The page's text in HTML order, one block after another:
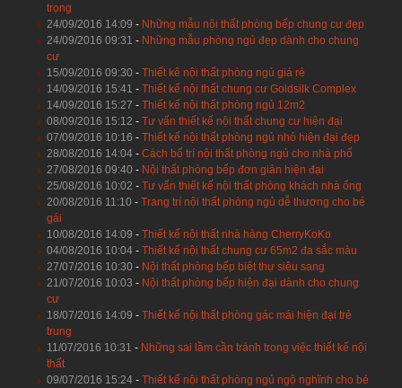
trọng
24/09/2016 14:09 - Những mẫu nội thất phòng bếp chung cư đẹp
24/09/2016 09:31 - Những mẫu phòng ngủ đẹp dành cho chung
cư
15/09/2016 09:30 - Thiết kê nội thất phòng ngủ giá rẻ
14/09/2016 15:41 - Thiết kế nội thất chung cư Goldsilk Complex
14/09/2016 15:27 - Thiết kế nội thất phòng ngủ 12m2
08/09/2016 15:12 - Tư vấn thiết kế nội thất chung cư hiện đại
07/09/2016 10:16 - Thiết kế nội thất phòng ngủ nhỏ hiện đại đẹp
28/08/2016 14:04- Cách bố trí nội thất phòng ngủ cho nhà phố
27/08/2016 09:40 - Nội thất phòng bếp đơn giản hiện đại
25/08/2016 10:02 - Tư vấn thiết kế nội thất phòng khách nhà ống
20/08/2016 11:10 - Trang trí nội thất phòng ngủ dễ thương cho bé
gái
10/08/2016 14:09 - Thiết kế nội thất nhà hàng CherryKoKo
04/08/2016 10:04- Thiết kế nội thất chung cư 65m2 đa sắc màu
27/07/2016 10:30 - Nội thất phòng bếp biệt thự siêu sang
21/07/2016 10:03 - Nội thất phòng bếp hiện đại dành cho chung
cư
18/07/2016 14:09 - Thiết kế nội thất phòng gác mái hiện đại trẻ
trung
11/07/2016 10:31 - Những sai lầm cần tránh trong việc thiết kế nội
thất
09/07/2016 15:24- Thiết kế nội thất phòng ngủ ngộ nghĩnh cho bé